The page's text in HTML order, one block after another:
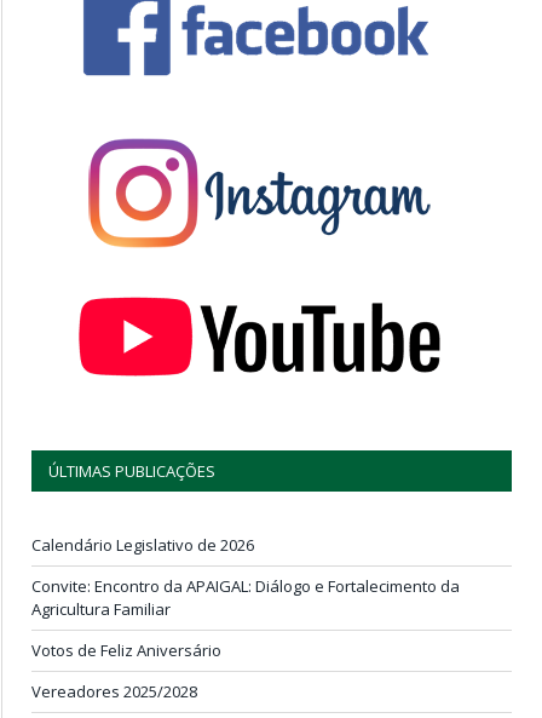
ÚLTIMAS PUBLICAÇÕES
Calendário Legislativo de 2026
Convite: Encontro da APAIGAL: Diálogo e Fortalecimento da
Agricultura Familiar
Votos de Feliz Aniversário
Vereadores 2025/2028